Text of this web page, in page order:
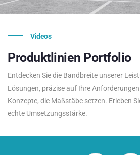
Videos
Produktlinien Portfolio
Entdecken Sie die Bandbreite unserer
Lösungen, präzise auf Ihre
Konzepte, die Maßstäbe setzen. Erleben
echte Umsetzungsstärke.